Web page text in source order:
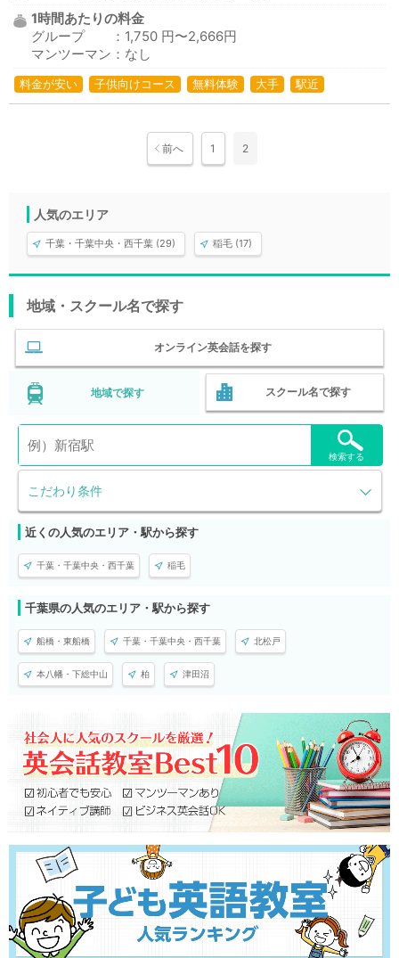
1時間あたりの料金
グループ ：1,750 円〜2,666円
マンツーマン：なし
料金が安い 子供向けコース 無料体験 大手 駅近
前へ 1 2
人気のエリア
千葉・千葉中央・西千葉 (29) 稲毛 (17)
地域・スクール名で探す
オンライン英会話を探す
地域で探す スクール名で探す
こだわり条件
検索する
近くの人気のエリア・駅から探す
千葉・千葉中央・西千葉 稲毛
千葉県の人気のエリア・駅から探す
船橋・東船橋 千葉・千葉中央・西千葉 北松戸
本八幡・下総中山 柏 津田沼